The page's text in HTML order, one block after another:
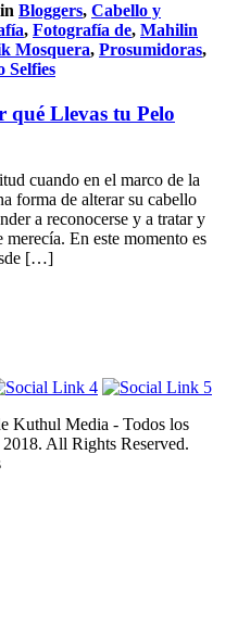
Bloggers, Cabello y
, Fotografía de, Mahilin
Mosquera, Prosumidoras,
Selfies
qué Llevas tu Pelo
cuando en el marco de la
forma de alterar su cabello
a reconocerse y a tratar y
En este momento es
[…]
Kuthul Media - Todos los
All Rights Reserved.